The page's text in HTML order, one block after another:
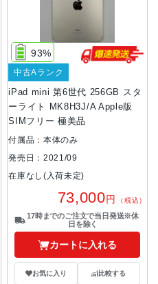
iPad mini 第6世代 256GB スタ
ーライト MK8H3J/A Apple版
SIMフリー 極美品
93%
中古Aランク
付属品：本体のみ
発売日：2021/09
在庫なし(入荷未定)
73,000円 （税込）
17時までのご注文で当日発送※休
日を除く
カートに入れる
お気に入り 比較する